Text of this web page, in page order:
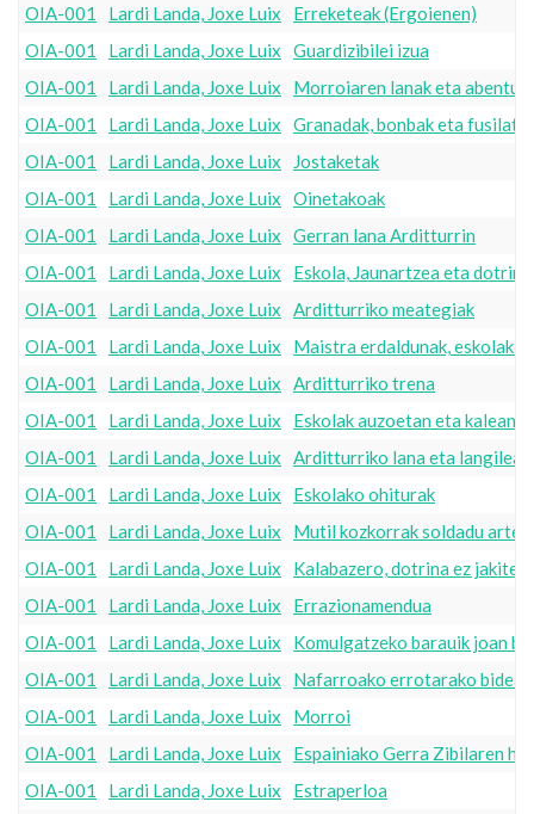
OIA-001
Lardi Landa, Joxe Luix
Erreketeak (Ergoienen)
OIA-001
Lardi Landa, Joxe Luix
Guardizibilei izua
OIA-001
Lardi Landa, Joxe Luix
Morroiaren lanak eta
OIA-001
Lardi Landa, Joxe Luix
Granadak, bonbak eta
OIA-001
Lardi Landa, Joxe Luix
Jostaketak
OIA-001
Lardi Landa, Joxe Luix
Oinetakoak
OIA-001
Lardi Landa, Joxe Luix
Gerran lana Arditturrin
OIA-001
Lardi Landa, Joxe Luix
Eskola, Jaunartzea eta dotrina.
OIA-001
Lardi Landa, Joxe Luix
Arditturriko meategiak
OIA-001
Lardi Landa, Joxe Luix
Maistra erdaldunak, eskolako
OIA-001
Lardi Landa, Joxe Luix
Arditturriko trena
OIA-001
Lardi Landa, Joxe Luix
Eskolak auzoetan eta kalean
OIA-001
Lardi Landa, Joxe Luix
Arditturriko lana eta langileak
OIA-001
Lardi Landa, Joxe Luix
Eskolako ohiturak
OIA-001
Lardi Landa, Joxe Luix
Mutil kozkorrak soldadu
OIA-001
Lardi Landa, Joxe Luix
Kalabazero, dotrina ez jakitea
OIA-001
Lardi Landa, Joxe Luix
Errazionamendua
OIA-001
Lardi Landa, Joxe Luix
Komulgatzeko barauik joan
OIA-001
Lardi Landa, Joxe Luix
Nafarroako errotarako
OIA-001
Lardi Landa, Joxe Luix
Morroi
OIA-001
Lardi Landa, Joxe Luix
Espainiako Gerra Zibilaren
OIA-001
Lardi Landa, Joxe Luix
Estraperloa